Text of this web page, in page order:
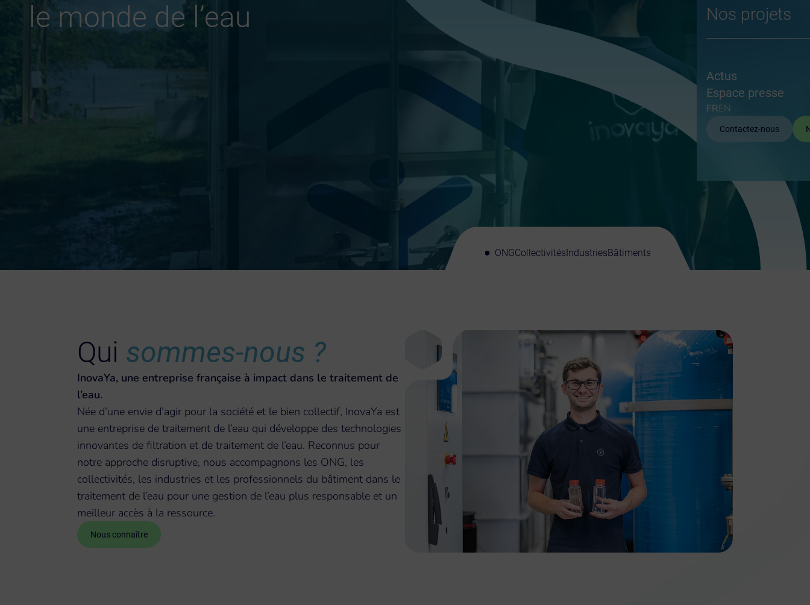
Nos projets
Actus
Espace presse
FREN
Contactez-nous
le monde de l’eau
ONG CollectivitésIndustriesBâtiments
Qui sommes-nous ?
InovaYa, une entreprise française à impact dans le traitement de
l’eau.
Née d’une envie d’agir pour la société et le bien collectif, InovaYa est
une entreprise de traitement de l’eau qui développe des technologies
innovantes de filtration et de traitement de l’eau. Reconnus pour
notre approche disruptive, nous accompagnons les ONG, les
collectivités, les industries et les professionnels du bâtiment dans le
traitement de l’eau pour une gestion de l’eau plus responsable et un
meilleur accès à la ressource.
Nous connaître